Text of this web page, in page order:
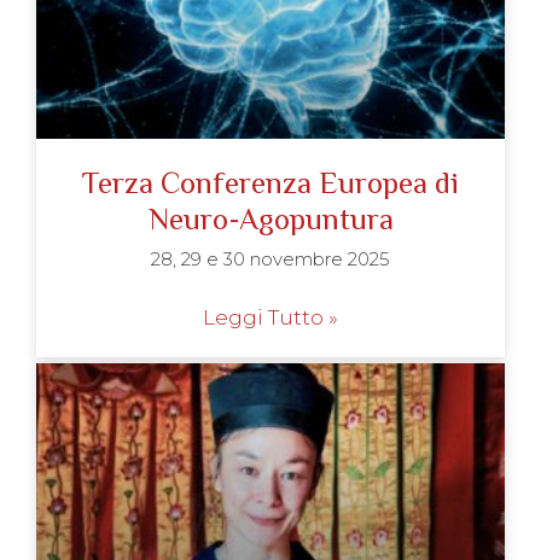
Terza Conferenza Europea di
Neuro-Agopuntura
28, 29 e 30 novembre 2025
Leggi Tutto »